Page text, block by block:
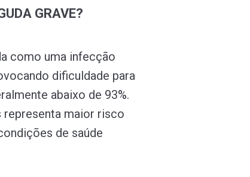
GRAVE?
como uma infecção
dificuldade para
abaixo de 93%.
representa maior risco
de saúde